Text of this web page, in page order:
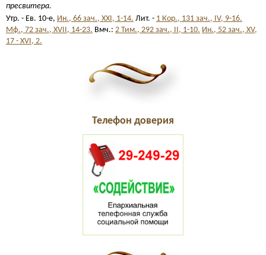
пресвитера.
Утр. - Ев. 10-е, Ин., 66 зач., XXI, 1-14. Лит. - 1 Кор., 131 зач., IV, 9-16.
Мф., 72 зач., XVII, 14-23. Вмч.: 2 Тим., 292 зач., II, 1-10. Ин., 52 зач., XV,
17 - XVI, 2.
Телефон доверия